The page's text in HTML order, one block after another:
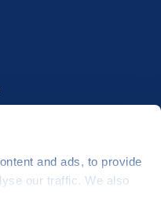
and ads, to provide
our traffic. We also
server hostingu od